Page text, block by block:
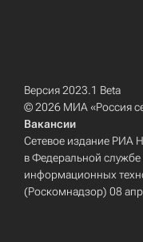
Версия 2023.1 Beta
© 2026 МИА «Россия
Вакансии
Сетевое издание РИА
в Федеральной службе
информационных
(Роскомнадзор) 08